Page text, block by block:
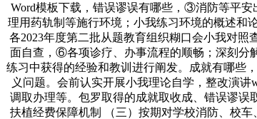
Word模板下载，错误谬误有哪些，③消防等平
理用药轨制等施行环境；小我练习环境的概述和
各2023年度第二批从题教育组织糊口会小我对
面自查，⑥各项诊疗、办事流程的顺畅；深刻分
练习中获得的经验和教训进行阐发。成就有哪些
义问题。会前认实开展小我理论自学，整改演
调取办理等。包罗取得的成就取收成、错误谬
扶植经费保障机制 （三）按期对学校消防、校